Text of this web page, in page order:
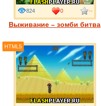
Выживание – зомби битва
824 0 --
HTML5